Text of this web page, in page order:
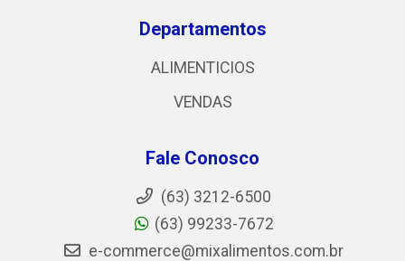
Departamentos
ALIMENTICIOS
VENDAS
Fale Conosco
(63) 3212-6500
(63) 99233-7672
e-commerce@mixalimentos.com.br